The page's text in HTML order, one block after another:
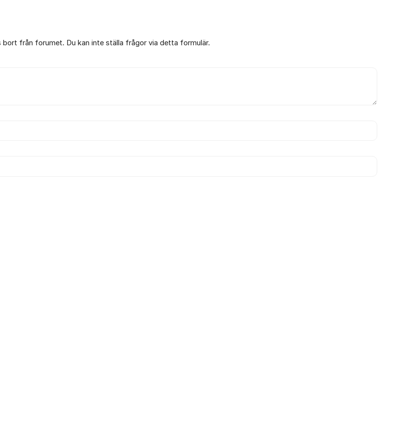
från forumet. Du kan inte ställa frågor via detta formulär.